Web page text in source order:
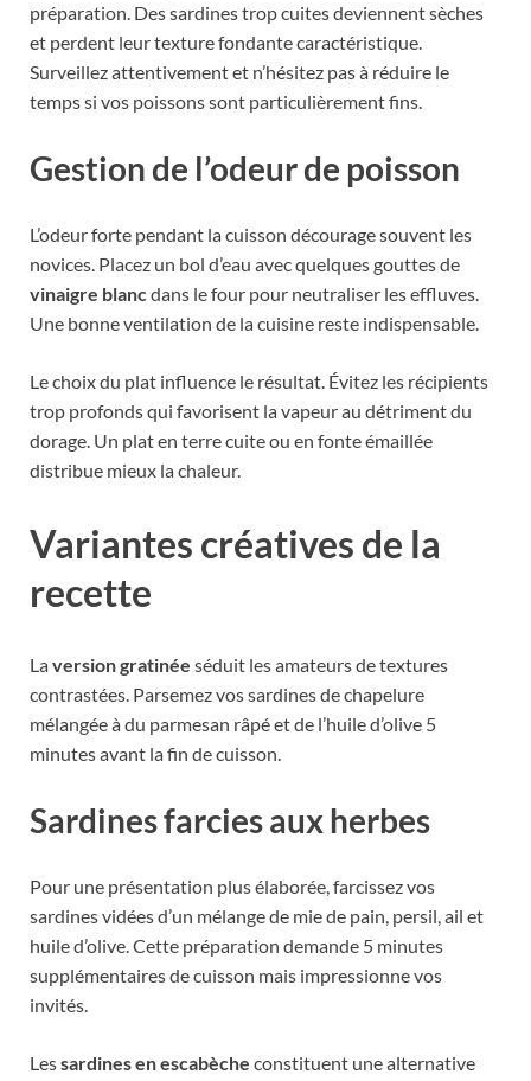
préparation. Des sardines trop cuites deviennent sèches
et perdent leur texture fondante caractéristique.
Surveillez attentivement et n’hésitez pas à réduire le
temps si vos poissons sont particulièrement fins.
Gestion de l’odeur de poisson
L’odeur forte pendant la cuisson décourage souvent les
novices. Placez un bol d’eau avec quelques gouttes de
vinaigre blanc dans le four pour neutraliser les effluves.
Une bonne ventilation de la cuisine reste indispensable.
Le choix du plat influence le résultat. Évitez les récipients
trop profonds qui favorisent la vapeur au détriment du
dorage. Un plat en terre cuite ou en fonte émaillée
distribue mieux la chaleur.
Variantes créatives de la
recette
Laversion gratinée séduit les amateurs de textures
contrastées. Parsemez vos sardines de chapelure
mélangée à du parmesan râpé et de l’huile d’olive 5
minutes avant la fin de cuisson.
Sardines farcies aux herbes
Pour une présentation plus élaborée, farcissez vos
sardines vidées d’un mélange de mie de pain, persil, ail et
huile d’olive. Cette préparation demande 5 minutes
supplémentaires de cuisson mais impressionne vos
invités.
Lessardines en escabèche constituent une alternative